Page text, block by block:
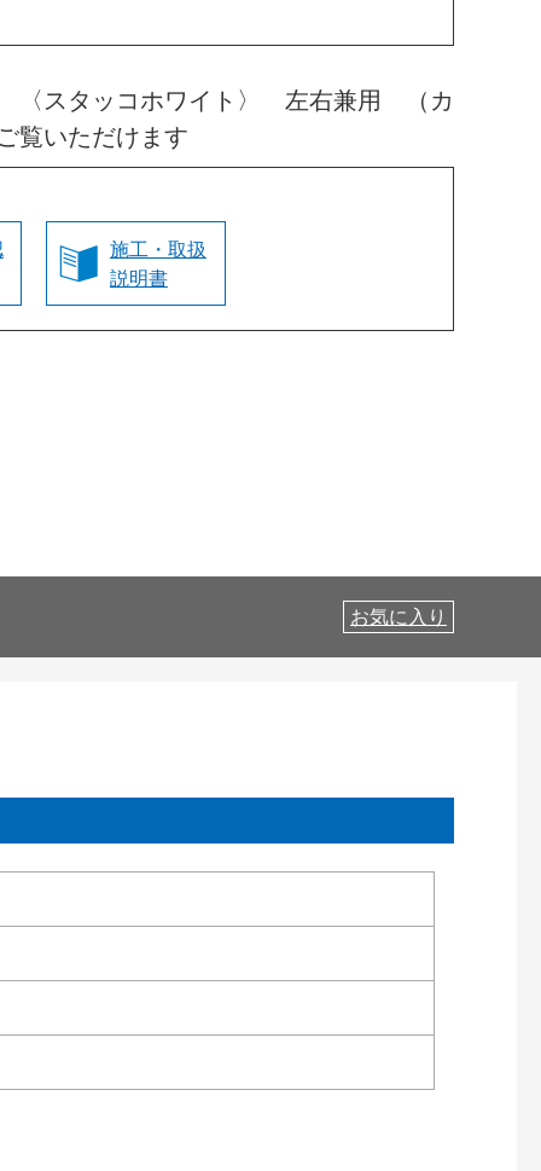
スタッコホワイト〉 左右兼用 （カ
覧いただけます
施工・取扱
説明書
お気に入り